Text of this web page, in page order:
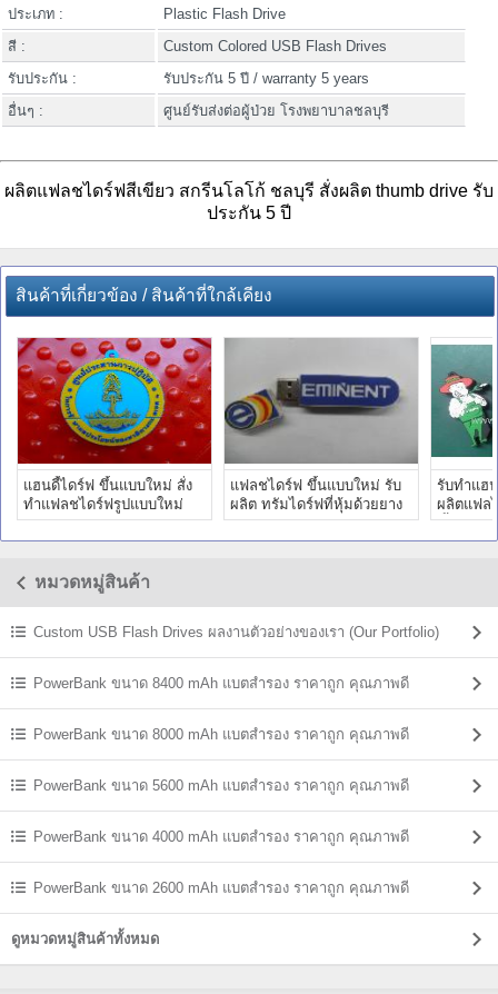
ประเภท :
Plastic Flash Drive
สี :
Custom Colored USB Flash Drives
รับประกัน :
รับประกัน 5 ปี / warranty 5 years
อื่นๆ :
ศูนย์รับส่งต่อผู้ป่วย โรงพยาบาลชลบุรี
ผลิตแฟลชไดร์ฟสีเขียว สกรีนโลโก้ ชลบุรี สั่งผลิต thumb drive รับ
ประกัน 5 ปี
สินค้าที่เกี่ยวข้อง / สินค้าที่ใกล้เคียง
แฮนดี้ไดร์ฟ ขึ้นแบบใหม่ สั่ง
ทำแฟลชไดร์ฟรูปแบบใหม่
ผลิตตามแบบ ราคาถูก
แฟลชไดร์ฟ ขึ้นแบบใหม่ รับ
ผลิต ทรัมไดร์ฟที่หุ้มด้วยยาง
สกรีนโลโก้ ราคาถูก
รับทำแฮ
ผลิตแฟล
ขึ้นรูปแบ
หมวดหมู่สินค้า
Custom USB Flash Drives ผลงานตัวอย่างของเรา (Our Portfolio)
PowerBank ขนาด 8400 mAh แบตสํารอง ราคาถูก คุณภาพดี
PowerBank ขนาด 8000 mAh แบตสํารอง ราคาถูก คุณภาพดี
PowerBank ขนาด 5600 mAh แบตสํารอง ราคาถูก คุณภาพดี
PowerBank ขนาด 4000 mAh แบตสํารอง ราคาถูก คุณภาพดี
PowerBank ขนาด 2600 mAh แบตสํารอง ราคาถูก คุณภาพดี
ดูหมวดหมู่สินค้าทั้งหมด